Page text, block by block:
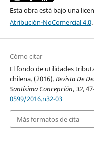
Esta obra está bajo una
Atribución-NoComercial 4.0.
Cómo citar
El fondo de utilidades
chilena. (2016).Revista De
Santísima Concepción,32,
0599/2016.n32-03
Más formatos de cita